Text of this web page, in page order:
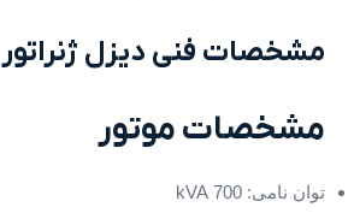
مشخصات فنی دیزل ژنراتور 700 kva
مشخصات موتور
توان نامی: 700 kVA